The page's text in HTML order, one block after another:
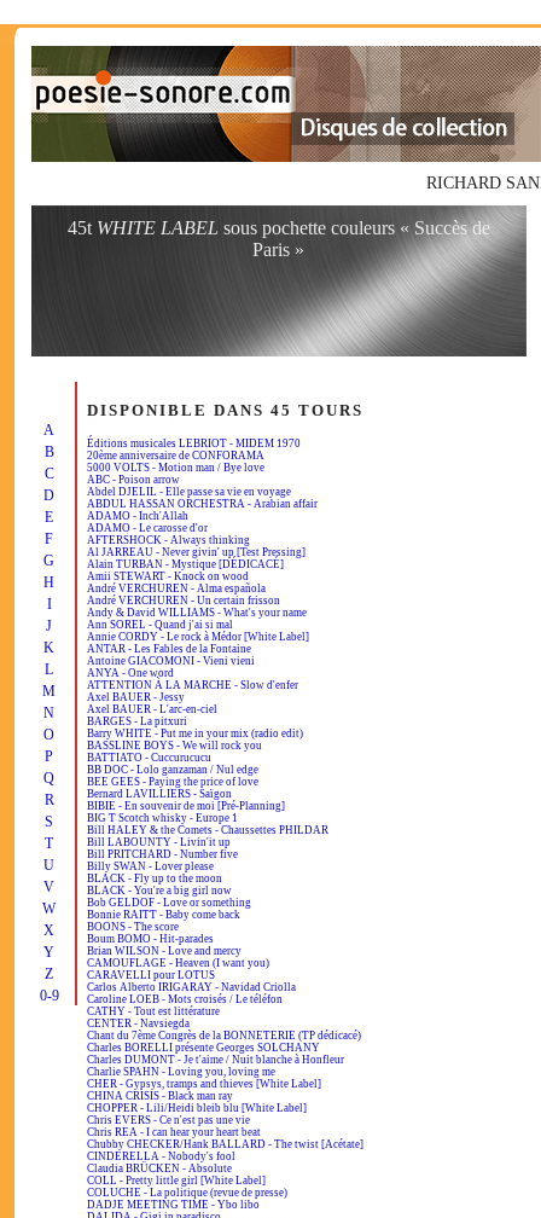
RICHARD
45t WHITE LABEL sous pochette couleurs « Succès de
Paris »
A
B
C
D
E
F
G
H
I
J
K
L
M
N
O
P
Q
R
S
T
U
V
W
X
Y
Z
0-9
DISPONIBLE DANS 45 TOURS
Éditions musicales LEBRIOT - MIDEM 1970
20ème anniversaire de CONFORAMA
5000 VOLTS - Motion man / Bye love
ABC - Poison arrow
Abdel DJELIL - Elle passe sa vie en voyage
ABDUL HASSAN ORCHESTRA - Arabian affair
ADAMO - Inch'Allah
ADAMO - Le carosse d'or
AFTERSHOCK - Always thinking
Al JARREAU - Never givin' up [Test Pressing]
Alain TURBAN - Mystique [DÉDICACÉ]
Amii STEWART - Knock on wood
André VERCHUREN - Alma española
André VERCHUREN - Un certain frisson
Andy & David WILLIAMS - What's your name
Ann SOREL - Quand j'ai si mal
Annie CORDY - Le rock à Médor [White Label]
ANTAR - Les Fables de la Fontaine
Antoine GIACOMONI - Vieni vieni
ANYA - One word
ATTENTION À LA MARCHE - Slow d'enfer
Axel BAUER - Jessy
Axel BAUER - L'arc-en-ciel
BARGES - La pitxuri
Barry WHITE - Put me in your mix (radio edit)
BASSLINE BOYS - We will rock you
BATTIATO - Cuccurucucu
BB DOC - Lolo ganzaman / Nul edge
BEE GEES - Paying the price of love
Bernard LAVILLIERS - Saïgon
BIBIE - En souvenir de moi [Pré-Planning]
BIG T Scotch whisky - Europe 1
Bill HALEY & the Comets - Chaussettes PHILDAR
Bill LABOUNTY - Livin'it up
Bill PRITCHARD - Number five
Billy SWAN - Lover please
BLACK - Fly up to the moon
BLACK - You're a big girl now
Bob GELDOF - Love or something
Bonnie RAITT - Baby come back
BOONS - The score
Boum BOMO - Hit-parades
Brian WILSON - Love and mercy
CAMOUFLAGE - Heaven (I want you)
CARAVELLI pour LOTUS
Carlos Alberto IRIGARAY - Navidad Criolla
Caroline LOEB - Mots croisés / Le téléfon
CATHY - Tout est littérature
CENTER - Navsiegda
Chant du 7ème Congrès de la BONNETERIE (TP dédicacé)
Charles BORELLI présente Georges SOLCHANY
Charles DUMONT - Je t'aime / Nuit blanche à Honfleur
Charlie SPAHN - Loving you, loving me
CHER - Gypsys, tramps and thieves [White Label]
CHINA CRISIS - Black man ray
CHOPPER - Lili/Heidi bleib blu [White Label]
Chris EVERS - Ce n'est pas une vie
Chris REA - I can hear your heart beat
Chubby CHECKER/Hank BALLARD - The twist [Acétate]
CINDERELLA - Nobody's fool
Claudia BRÜCKEN - Absolute
COLL - Pretty little girl [White Label]
COLUCHE - La politique (revue de presse)
DADJE MEETING TIME - Ybo libo